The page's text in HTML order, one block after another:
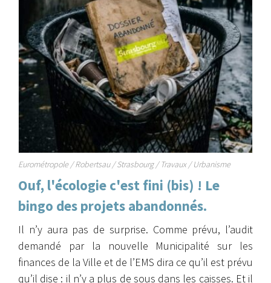
Eurométropole/Robertsau/Strasbourg/ Travaux/Urbanisme
Ouf, l'écologie c'est fini (bis) ! Le
bingo des projets abandonnés.
Il n’y aura pas de surprise. Comme prévu, l’audit
demandé par la nouvelle Municipalité sur les
finances de la Ville et de l’EMS dira ce qu’il est prévu
qu’il dise : il n’y a plus de sous dans les caisses. Et il